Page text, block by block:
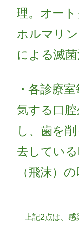
理。オー
ホルマリ
による滅菌
・各診療
気する口
し、歯を
去してい
（飛沫）の
上記2点は、感